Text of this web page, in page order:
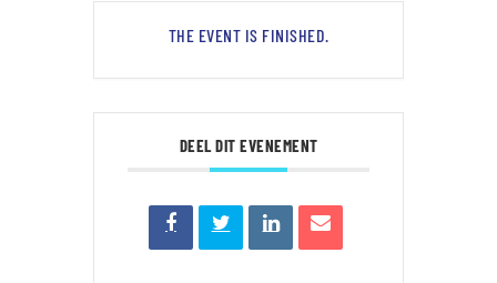
THE EVENT IS FINISHED.
DEEL DIT EVENEMENT